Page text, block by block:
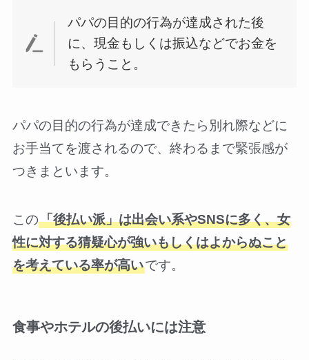
パパの目的の行為が達成された後
に、現金もしくは振込などでお金を
もらうこと。
パパの目的の行為が達成できたら別れ際などに
お手当てを渡されるので、終わるまで緊張感が
つきまといます。
この「後払い派」は出会い系やSNSに多く、女
性に対する猜疑心が強いもしくはよからぬこと
を考えている率が高いです。
食事やホテルの後払いには注意